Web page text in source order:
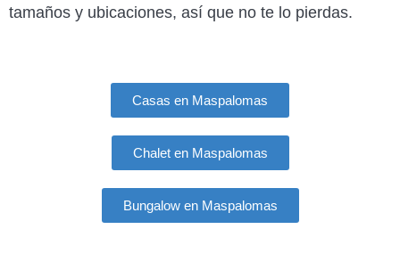
tamaños y ubicaciones, así que no te lo pierdas.
Casas en Maspalomas
Chalet en Maspalomas
Bungalow en Maspalomas